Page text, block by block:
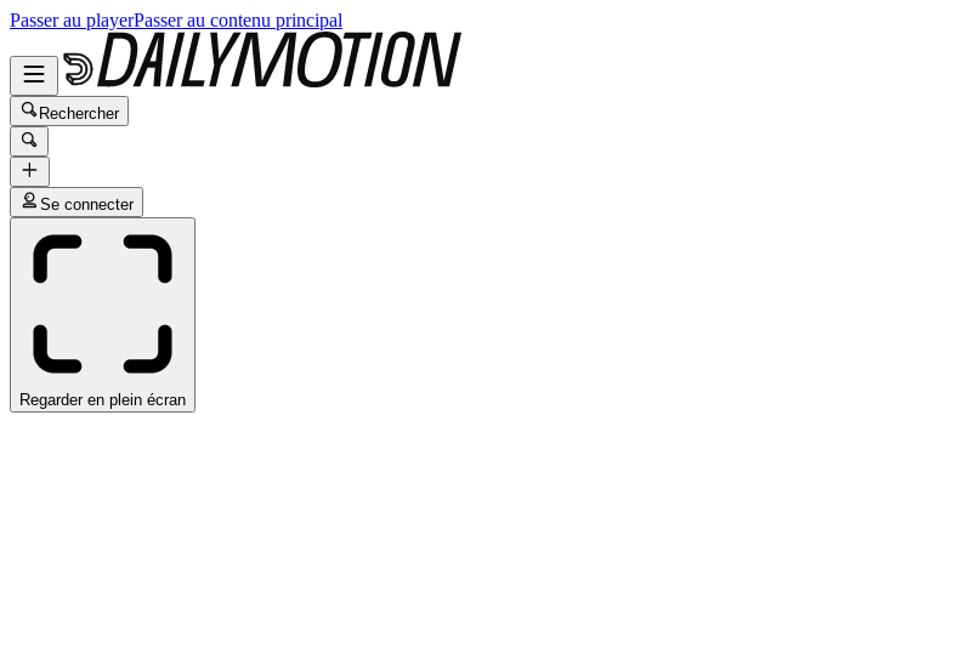
Passer au playerPasser au contenu principal
Rechercher
Se connecter
Regarder en plein écran